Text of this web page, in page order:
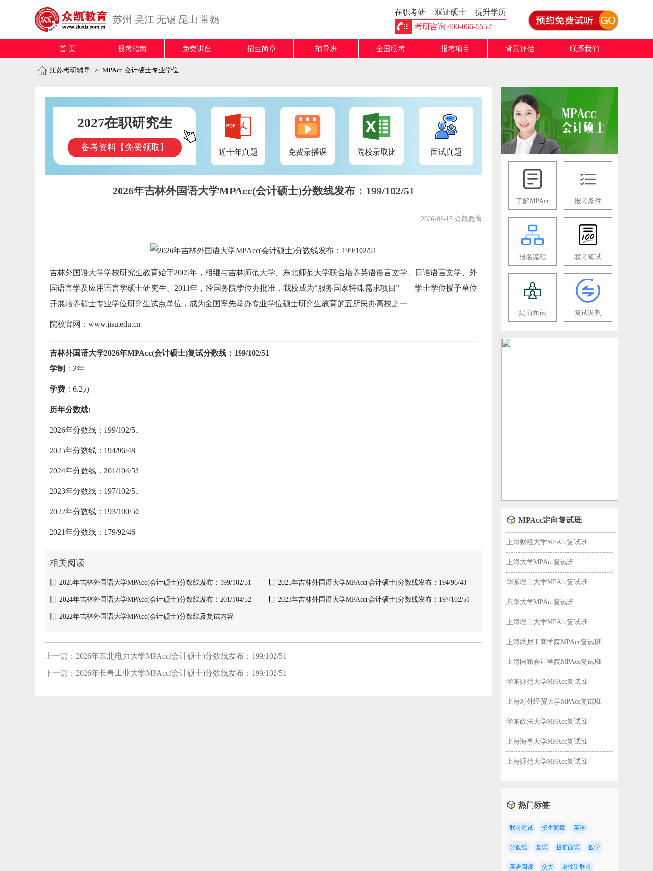
苏州 吴江 无锡 昆山 常熟
在职考研 双证硕士
提升学历
考研咨询 400-066-5552
首 页 报考指南 免费讲座 招生简章 辅导班 全国联考 报考项目 背景评估 联系我们
江苏考研辅导 > MPAcc 会计硕士专业学位
2027在职研究生
备考资料【免费领取】 近十年真题 免费录播课 院校录取比 面试真题
2026年吉林外国语大学MPAcc(会计硕士)分数线发布：199/102/51
2026-06-15 众凯教育
吉林外国语大学学校研究生教育始于2005年，相继与吉林师范大学、东北师范大学联合培养英语语言文学、日语语言文学、外
国语言学及应用语言学硕士研究生。2011年，经国务院学位办批准，我校成为“服务国家特殊需求项目”——学士学位授予单位
开展培养硕士专业学位研究生试点单位，成为全国率先举办专业学位硕士研究生教育的五所民办高校之一
院校官网：www.jisu.edu.cn
吉林外国语大学2026年MPAcc(会计硕士)复试分数线：199/102/51
学制： 2年
学费： 6.2万
历年分数线:
2026年分数线：199/102/51
2025年分数线：194/96/48
2024年分数线：201/104/52
2023年分数线：197/102/51
2022年分数线：193/100/50
2021年分数线：179/92/46
相关阅读
2026年吉林外国语大学MPAcc(会计硕士)分数线发布：199/102/51 2025年吉林外国语大学MPAcc(会计硕士)分数线发布：194/96/48
2024年吉林外国语大学MPAcc(会计硕士)分数线发布：201/104/52 2023年吉林外国语大学MPAcc(会计硕士)分数线发布：197/102/51
2022年吉林外国语大学MPAcc(会计硕士)分数线及复试内容
上一篇： 2026年东北电力大学MPAcc(会计硕士)分数线发布：199/102/51
下一篇： 2026年长春工业大学MPAcc(会计硕士)分数线发布：199/102/51
了解MPAcc 报考条件
报名流程 联考笔试
提前面试 复试调剂
MPAcc定向复试班
上海财经大学MPAcc复试班
上海大学MPAcc复试班
华东理工大学MPAcc复试班
东华大学MPAcc复试班
上海理工大学MPAcc复试班
上海悉尼工商学院MPAcc复试班
上海国家会计学院MPAcc复试班
华东师范大学MPAcc复试班
上海对外经贸大学MPAcc复试班
华东政法大学MPAcc复试班
上海海事大学MPAcc复试班
上海师范大学MPAcc复试班
热门标签
联考笔试 招生简章 英语
分数线 复试 提前面试 数学
英语阅读 交大 老徐讲联考